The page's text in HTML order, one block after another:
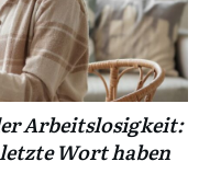
Arbeitslosigkeit:
Wort haben